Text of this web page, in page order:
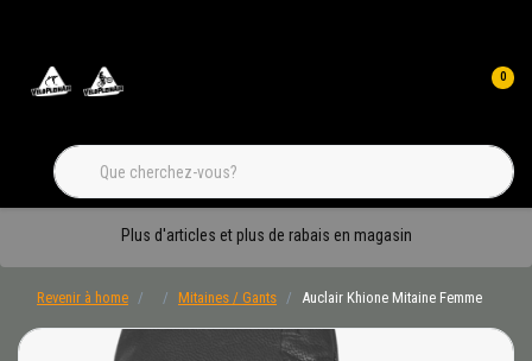
0
Plus d'articles et plus de rabais en magasin
Revenir à home Mitaines / Gants Auclair Khione Mitaine Femme